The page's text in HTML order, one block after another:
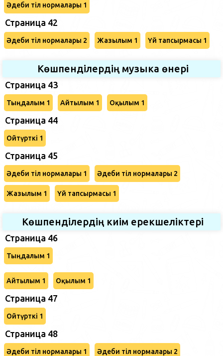
Әдеби тіл нормалары 1
Страница 42
Әдеби тіл нормалары 2 Жазылым 1 Үй тапсырмасы 1
Көшпенділердің музыка өнері
Страница 43
Тыңдалым 1 Айтылым 1 Оқылым 1
Страница 44
Ойтүрткі 1
Страница 45
Әдеби тіл нормалары 1 Әдеби тіл нормалары 2
Жазылым 1 Үй тапсырмасы 1
Көшпенділердің киім ерекшеліктері
Страница 46
Тыңдалым 1
Айтылым 1 Оқылым 1
Страница 47
Ойтүрткі 1
Страница 48
Әдеби тіл нормалары 1 Әдеби тіл нормалары 2